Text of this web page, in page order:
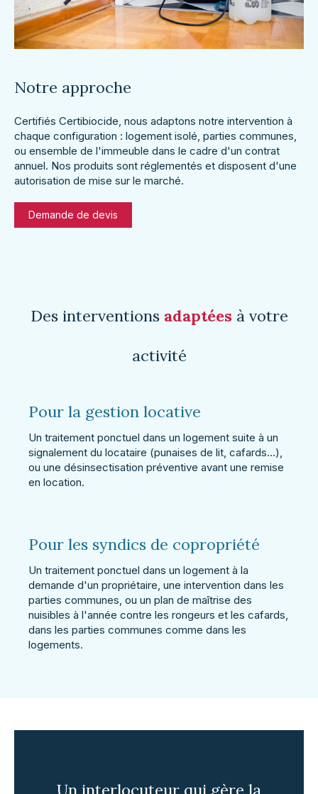
Notre approche
Certifiés Certibiocide, nous adaptons notre intervention à
chaque configuration : logement isolé, parties communes,
ou ensemble de l'immeuble dans le cadre d'un contrat
annuel. Nos produits sont réglementés et disposent d'une
autorisation de mise sur le marché.
Demande de devis
Des interventions adaptéesà votre
activité
Pour la gestion locative
Un traitement ponctuel dans un logement suite à un
signalement du locataire (punaises de lit, cafards...),
ou une désinsectisation préventive avant une remise
en location.
Pour les syndics de copropriété
Un traitement ponctuel dans un logement à la
demande d'un propriétaire, une intervention dans les
parties communes, ou un plan de maîtrise des
nuisibles à l'année contre les rongeurs et les cafards,
dans les parties communes comme dans les
logements.
Un interlocuteur qui gère la